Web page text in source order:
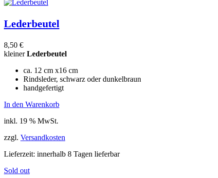
Lederbeutel
8,50 €
kleinerLederbeutel
ca. 12 cm x16 cm
Rindsleder, schwarz oder dunkelbraun
handgefertigt
In den Warenkorb
inkl. 19 % MwSt.
zzgl. Versandkosten
Lieferzeit: innerhalb 8 Tagen lieferbar
Sold out